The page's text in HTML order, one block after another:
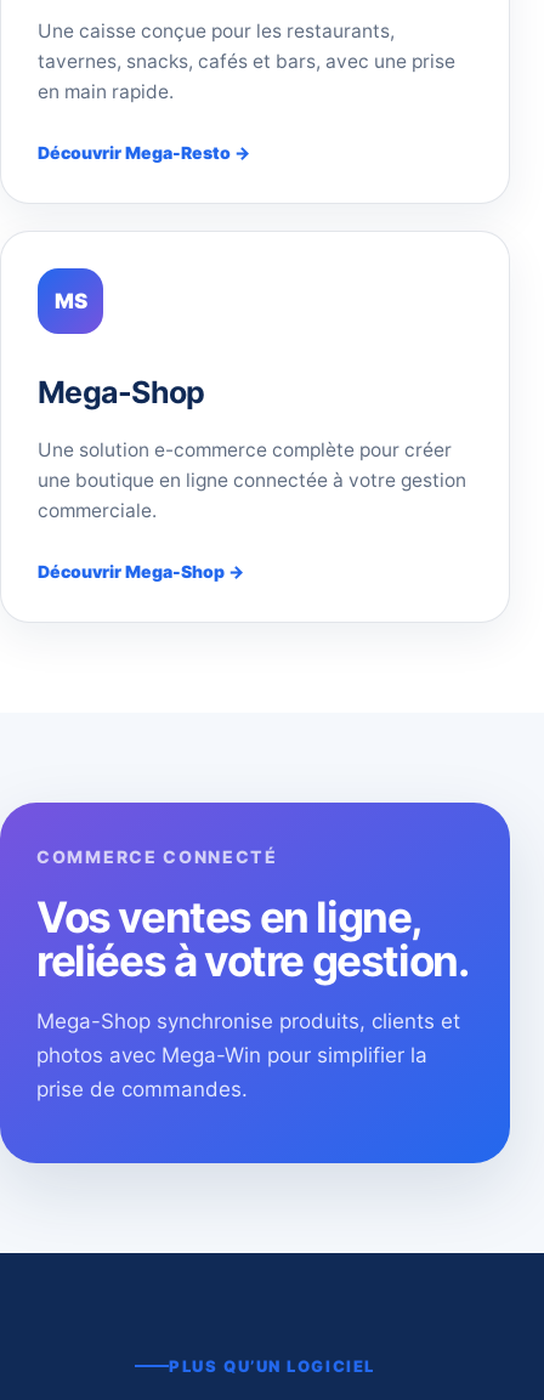
Une caisse conçue pour les restaurants,
tavernes, snacks, cafés et bars, avec une prise
en main rapide.
Découvrir Mega-Resto →
MS
Mega-Shop
Une solution e-commerce complète pour créer
une boutique en ligne connectée à votre gestion
commerciale.
Découvrir Mega-Shop →
COMMERCE CONNECTÉ
Vos ventes en ligne,
reliées à votre gestion.
Mega-Shop synchronise produits, clients et
photos avec Mega-Win pour simplifier la
prise de commandes.
PLUS QU’UN LOGICIEL